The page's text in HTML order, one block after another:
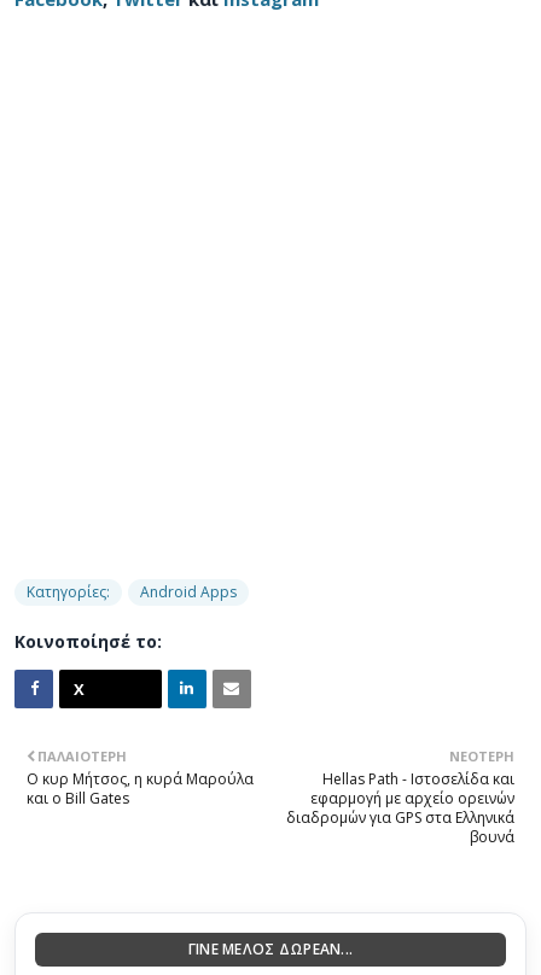
Κατηγορίες: Android Apps
Κοινοποίησέ το:
ΝΕΌΤΕΡΗ
Hellas Path - Ιστοσελίδα και
εφαρμογή με αρχείο ορεινών
διαδρομών για GPS στα Ελληνικά
βουνά
ΠΑΛΑΙΌΤΕΡΗ
Ο κυρ Μήτσος, η κυρά Μαρούλα
και ο Bill Gates
ΓΙΝΕ ΜΕΛΟΣ ΔΩΡΕΑΝ...